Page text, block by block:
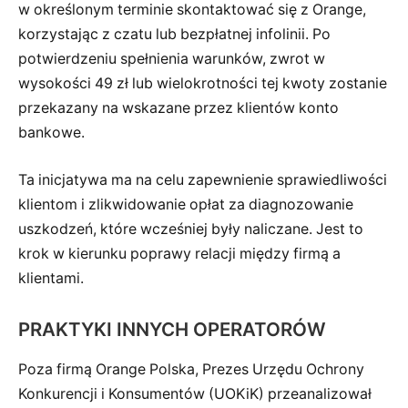
w określonym terminie skontaktować się z Orange,
korzystając z czatu lub bezpłatnej infolinii. Po
potwierdzeniu spełnienia warunków, zwrot w
wysokości 49 zł lub wielokrotności tej kwoty zostanie
przekazany na wskazane przez klientów konto
bankowe.
Ta inicjatywa ma na celu zapewnienie sprawiedliwości
klientom i zlikwidowanie opłat za diagnozowanie
uszkodzeń, które wcześniej były naliczane. Jest to
krok w kierunku poprawy relacji między firmą a
klientami.
PRAKTYKI INNYCH OPERATORÓW
Poza firmą Orange Polska, Prezes Urzędu Ochrony
Konkurencji i Konsumentów (UOKiK) przeanalizował